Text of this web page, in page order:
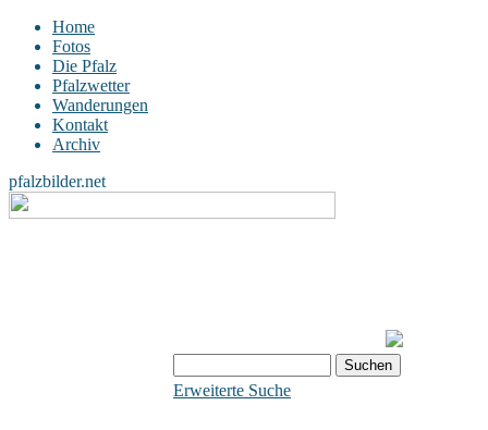
Home
Fotos
Die Pfalz
Pfalzwetter
Wanderungen
Kontakt
Archiv
pfalzbilder.net
Erweiterte Suche